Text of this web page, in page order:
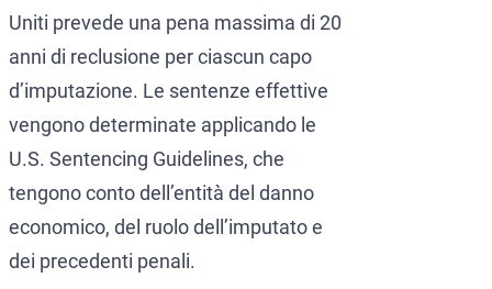
Uniti prevede una pena massima di 20
anni di reclusione per ciascun capo
d’imputazione. Le sentenze effettive
vengono determinate applicando le
U.S. Sentencing Guidelines, che
tengono conto dell’entità del danno
economico, del ruolo dell’imputato e
dei precedenti penali.